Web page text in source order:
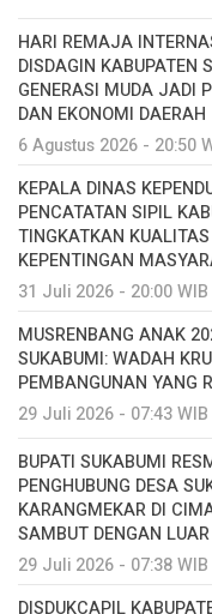
HARI REMAJA
DISDAGIN KABUPATEN
GENERASI MUDA JADI
DAN EKONOMI DAERAH
6 Agustus 2026 - 20:50
KEPALA DINAS
PENCATATAN SIPIL
TINGKATKAN
KEPENTINGAN
31 Juli 2026 - 20:00 WIB
MUSRENBANG ANAK
SUKABUMI: WADAH
PEMBANGUNAN YANG
29 Juli 2026 - 07:43 WIB
BUPATI SUKABUMI
PENGHUBUNG DESA
KARANGMEKAR DI
SAMBUT DENGAN
29 Juli 2026 - 07:38 WIB
DISDUKCAPIL